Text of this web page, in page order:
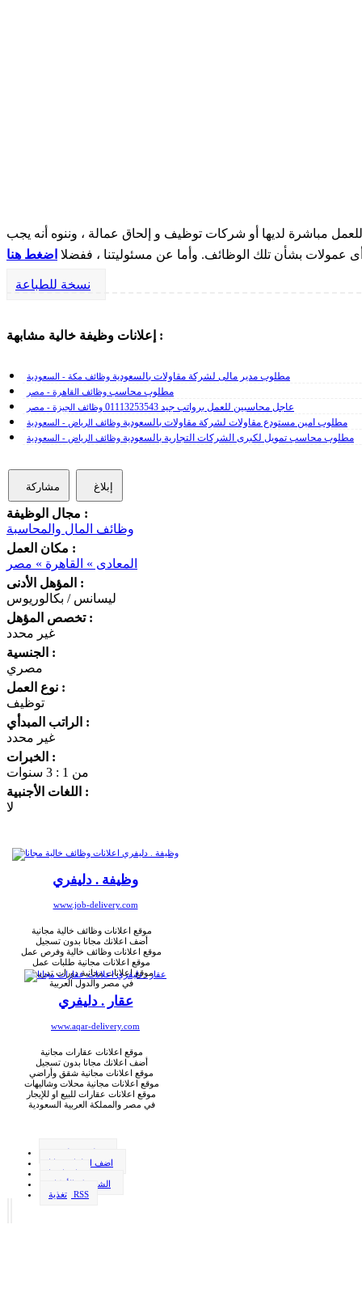
مباشرة لديها أو شركات توظيف و إلحاق عمالة ، وننوه أنه يجب
عمولات بشأن تلك الوظائف. وأما عن مسئوليتنا ، ففضلا اضغط هنا
نسخة للطباعة
إعلانات وظيفة خالية مشابهة :
مطلوب مدير مالى لشركة مقاولات بالسعودية وظائف مكة - السعودية
مطلوب محاسب وظائف القاهرة - مصر
عاجل محاسبين للعمل برواتب جيد 01113253543 وظائف الجيزة - مصر
مطلوب امين مستودع مقاولات لشركة مقاولات بالسعودية وظائف الرياض - السعودية
مطلوب محاسب تمويل لكبرى الشركات التجارية بالسعودية وظائف الرياض - السعودية
مشاركة إبلاغ
مجال الوظيفة :
وظائف المال والمحاسبة
مكان العمل :
المعادى » القاهرة » مصر
المؤهل الأدنى :
ليسانس / بكالوريوس
تخصص المؤهل :
غير محدد
الجنسية :
مصري
نوع العمل :
توظيف
الراتب المبدأي :
غير محدد
الخبرات :
من 1 : 3 سنوات
اللغات الأجنبية :
لا
وظيفة . دليفري
www.job-delivery.com
موقع اعلانات وظائف خالية مجانية
أضف اعلانك مجانا بدون تسجيل
موقع اعلانات وظائف خالية وفرص عمل
موقع اعلانات مجانية طلبات عمل
موقع اعلانات مجانية دورات تدريبية
في مصر والدول العربية
عقار . دليفري
www.aqar-delivery.com
موقع اعلانات عقارات مجانية
أضف اعلانك مجانا بدون تسجيل
موقع اعلانات مجانية شقق وأراضي
موقع اعلانات مجانية محلات وشاليهات
موقع اعلانات عقارات للبيع او للإيجار
في مصر والمملكة العربية السعودية
اضف اعلانك مجانا
الشروط والأحكام
تغذية RSS